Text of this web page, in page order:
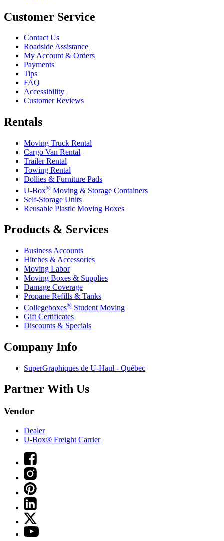
Customer Service
Contact Us
Roadside Assistance
My Account & Orders
Payments
Tips
FAQ
Accessibility
Customer Reviews
Rentals
Moving Truck Rental
Cargo Van Rental
Trailer Rental
Towing Rental
Dollies & Furniture Pads
U-Box® Moving & Storage Containers
Self-Storage Units
Reusable Plastic Moving Boxes
Products & Services
Business Accounts
Hitches & Accessories
Moving Labor
Moving Boxes & Supplies
Damage Coverage
Propane Refills & Tanks
Collegeboxes® Student Moving
Gift Certificates
Discounts & Specials
Company Info
SuperGraphiques de U-Haul - Québec
Partner With Us
Vendor
Dealer
U-Box® Freight Carrier